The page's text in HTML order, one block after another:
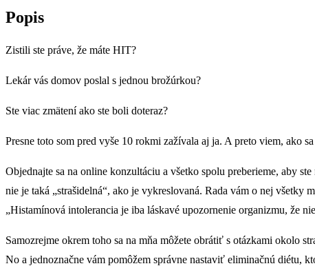
Popis
Zistili ste práve, že máte HIT?
Lekár vás domov poslal s jednou brožúrkou?
Ste viac zmätení ako ste boli doteraz?
Presne toto som pred vyše 10 rokmi zažívala aj ja. A preto viem, ako
Objednajte sa na online konzultáciu a všetko spolu preberieme, aby
nie je taká „strašidelná“, ako je vykreslovaná. Rada vám o nej
„Histamínová intolerancia je iba láskavé upozornenie organizmu, že
Samozrejme okrem toho sa na mňa môžete obrátiť s otázkami okolo
No a jednoznačne vám pomôžem správne nastaviť eliminačnú diétu,